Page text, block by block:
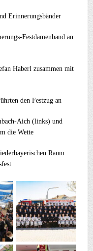
Erinnerungsbänder
Festdamenband an
Haberl zusammen mit
den Festzug an
Aich (links) und
die Wette
Raum